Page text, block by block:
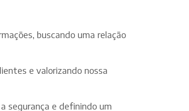
buscando uma relação
e valorizando nossa
segurança e definindo um